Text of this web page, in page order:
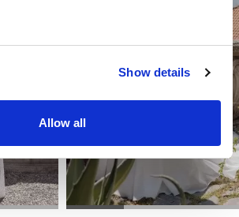
Show details
Allow all